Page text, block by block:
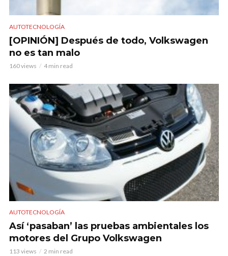
AUTOTECNOLOGÍA
[OPINIÓN] Después de todo, Volkswagen
no es tan malo
160 views 4 min read
AUTOTECNOLOGÍA
Así ‘pasaban’ las pruebas ambientales los
motores del Grupo Volkswagen
113 views 2 min read